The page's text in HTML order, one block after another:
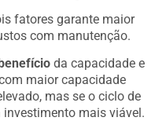
fatores garante maior
com manutenção.
da capacidade e
maior capacidade
mas se o ciclo de
mais viável.